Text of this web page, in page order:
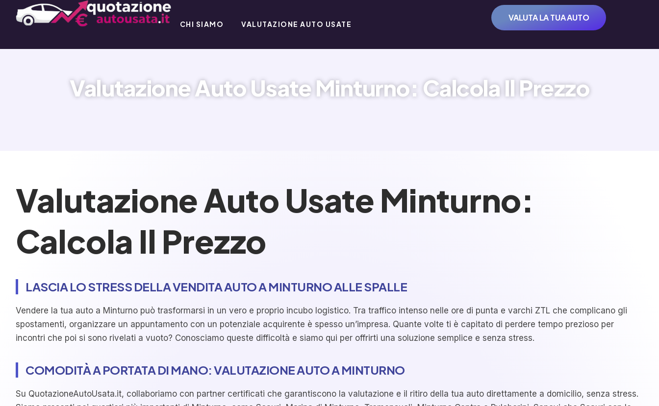
CHI SIAMO VALUTAZIONE AUTO USATE
VALUTA LA TUA AUTO
Valutazione Auto Usate Minturno: Calcola Il Prezzo
Valutazione Auto Usate Minturno:
Calcola Il Prezzo
LASCIA LO STRESS DELLA VENDITA AUTO A MINTURNO ALLE SPALLE
Vendere la tua auto a Minturno può trasformarsi in un vero e proprio incubo logistico. Tra traffico intenso nelle ore di punta e varchi ZTL che complicano gli
spostamenti, organizzare un appuntamento con un potenziale acquirente è spesso un’impresa. Quante volte ti è capitato di perdere tempo prezioso per
incontri che poi si sono rivelati a vuoto? Conosciamo queste difficoltà e siamo qui per offrirti una soluzione semplice e senza stress.
COMODITÀ A PORTATA DI MANO: VALUTAZIONE AUTO A MINTURNO
Su QuotazioneAutoUsata.it, collaboriamo con partner certificati che garantiscono la valutazione e il ritiro della tua auto direttamente a domicilio, senza stress.